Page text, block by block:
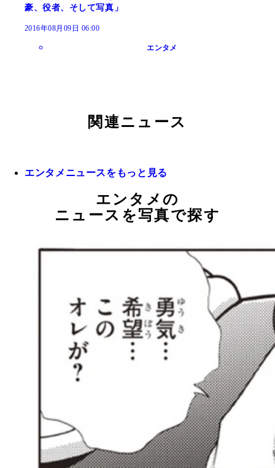
豪、役者、そして写真」
2016年08月09日 06:00
エンタメ
関連ニュース
エンタメニュースをもっと見る
エンタメの
ニュースを写真で探す